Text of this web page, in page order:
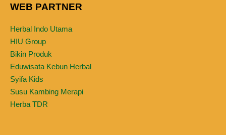
WEB PARTNER
Herbal Indo Utama
HIU Group
Bikin Produk
Eduwisata Kebun Herbal
Syifa Kids
Susu Kambing Merapi
Herba TDR